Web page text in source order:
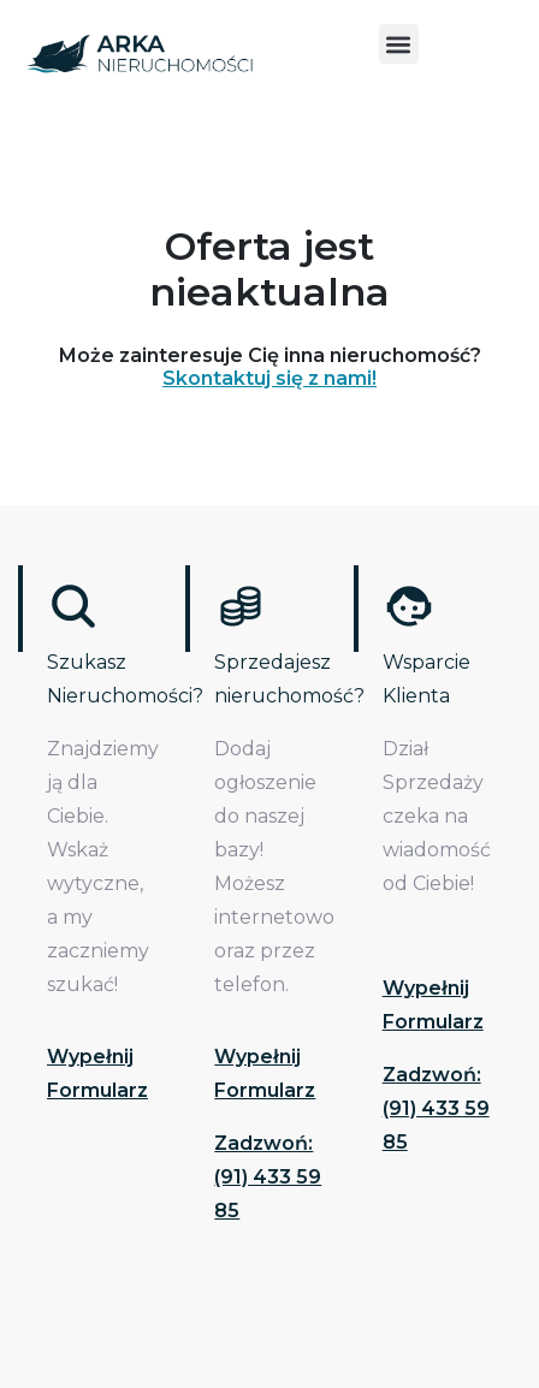
Oferta jest
nieaktualna
Może zainteresuje Cię inna nieruchomość?
Skontaktuj się z nami!
Szukasz
Nieruchomości?
Znajdziemy
ją dla
Ciebie.
Wskaż
wytyczne,
a my
zaczniemy
szukać!
Wypełnij
Formularz
Sprzedajesz
nieruchomość?
Dodaj
ogłoszenie
do naszej
bazy!
Możesz
internetowo
oraz przez
telefon.
Wypełnij
Formularz
Zadzwoń:
(91) 433 59
85
Wsparcie
Klienta
Dział
Sprzedaży
czeka na
wiadomość
od Ciebie!
Wypełnij
Formularz
Zadzwoń:
(91) 433 59
85